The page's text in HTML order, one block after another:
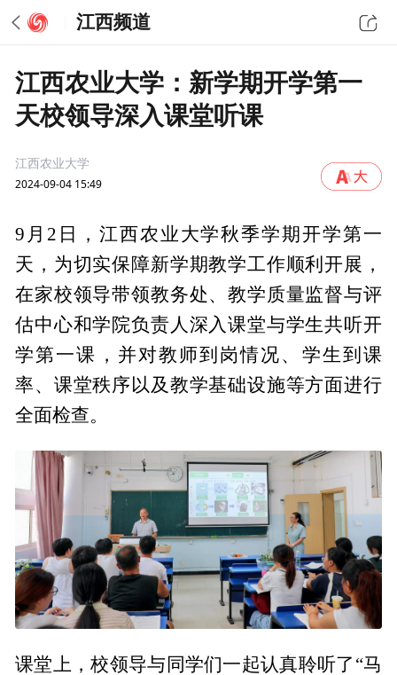
江西频道
江西农业大学：新学期开学第一
天校领导深入课堂听课
江西农业大学
2024-09-04 15:49
9月2日，江西农业大学秋季学期开学第一
天，为切实保障新学期教学工作顺利开展，
在家校领导带领教务处、教学质量监督与评
估中心和学院负责人深入课堂与学生共听开
学第一课，并对教师到岗情况、学生到课
率、课堂秩序以及教学基础设施等方面进行
全面检查。
课堂上，校领导与同学们一起认真聆听了“马